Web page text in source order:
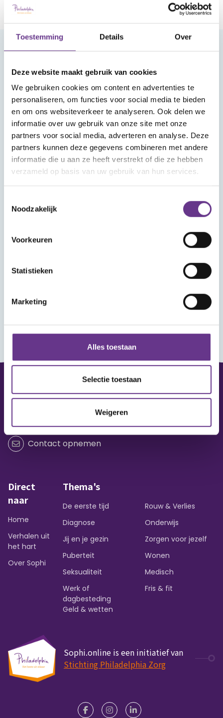
Toestemming Details Over
Deze website maakt gebruik van cookies
We gebruiken cookies om content en advertenties te
personaliseren, om functies voor social media te bieden
en om ons websiteverkeer te analyseren. Ook delen we
informatie over uw gebruik van onze site met onze
partners voor social media, adverteren en analyse. Deze
partners kunnen deze gegevens combineren met andere
informatie die u aan ze heeft verstrekt of die ze hebben
verzameld op basis van uw gebruik van hun services.
Noodzakelijk
Voorkeuren
Statistieken
Marketing
Alles toestaan
Selectie toestaan
Weigeren
Aanmelden
Contact opnemen
Direct
naar
Home
Verhalen uit
het hart
Over Sophi
Thema's
De eerste tijd
Diagnose
Jij en je gezin
Puberteit
Seksualiteit
Werk of
dagbesteding
Rouw & Verlies
Onderwijs
Zorgen voor jezelf
Wonen
Medisch
Fris & fit
Geld & wetten
Sophi.online is een initiatief van
Stichting Philadelphia Zorg